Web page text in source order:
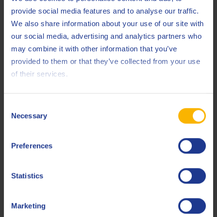
provide social media features and to analyse our traffic.
We also share information about your use of our site with
our social media, advertising and analytics partners who
may combine it with other information that you’ve
provided to them or that they’ve collected from your use
of their services.
Selection
Necessary
Preferences
Statistics
Marketing
lucht inademden die 0,038 mg kobalt/m3 bevatte (ongeveer
100.000 keer de concentratie die normaal in omgevingslucht
wordt aangetroffen) ondervonden moeilijkheden bij het
ademen. Bij mensen die werden blootgesteld aan 0,005 mg
kobalt/m3 tijdens werkzaamheden met zware metalen, een
legering van kobalt en wolfraamcarbide, werden ernstige
pneumonie en piepende ademhaling. Mensen die op het
ontwikkelden eveneens kobaltallergieën die leidden tot
Om te vermijden dat kobalt wordt uitgeloogd, is het van
essentieel belang dat slijpactiviteiten worden afgeschermd
van matig tot uiterst corrosieve omgevingen.